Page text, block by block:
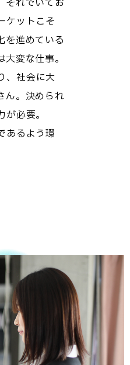
ケットこそ
を進めている
変な仕事。
、社会に大
ん。決められ
必要。
あるよう環